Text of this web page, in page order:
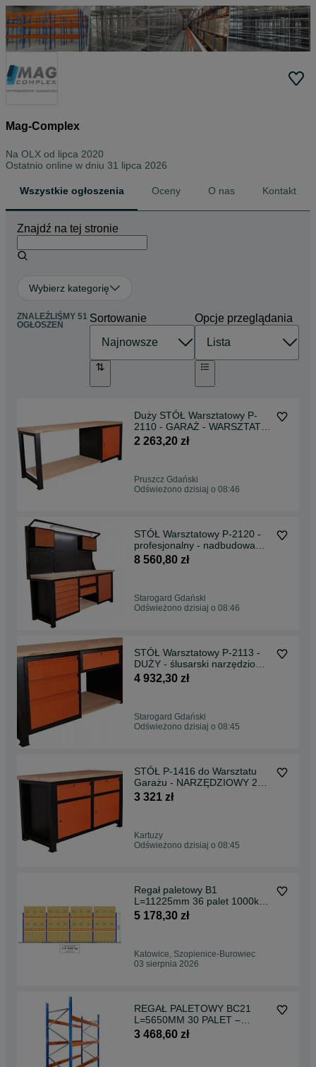
Mag-Complex
Na OLX od lipca 2020
Ostatnio online w dniu 31 lipca 2026
Wszystkie ogłoszenia Oceny O nas Kontakt
Znajdź na tej stronie
Wybierz kategorię
ZNALEŹLIŚMY 51
OGŁOSZEŃ
Sortowanie Opcje przeglądania
Duży STÓŁ Warsztatowy P-
2110 - GARAŻ - WARSZTAT -
szafka z półką
2 263,20 zł
Pruszcz Gdański
Odświeżono dzisiaj o 08:46
STÓŁ Warsztatowy P-2120 -
profesjonalny - nadbudowa
szafki - lampa LED
8 560,80 zł
Starogard Gdański
Odświeżono dzisiaj o 08:46
STÓŁ Warsztatowy P-2113 -
DUŻY - ślusarski narzędziowy
garażowy
4 932,30 zł
Starogard Gdański
Odświeżono dzisiaj o 08:45
STÓŁ P-1416 do Warsztatu
Garażu - NARZĘDZIOWY 2x
szafka i 2x szuflada
3 321 zł
Kartuzy
Odświeżono dzisiaj o 08:45
Regał paletowy B1
L=11225mm 36 palet 1000kg
0+2 Regał na palety palet
5 178,30 zł
Katowice, Szopienice-Burowiec
03 sierpnia 2026
REGAŁ PALETOWY BC21
L=5650MM 30 PALET –
1000KG 0+4 magazynowy
paletowy
3 468,60 zł